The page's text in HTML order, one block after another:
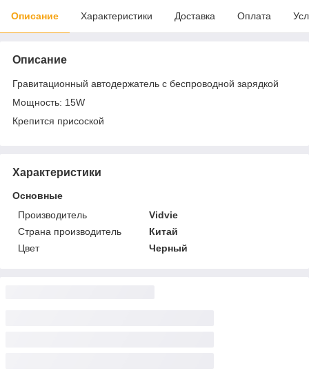
Описание Характеристики Доставка Оплата
Описание
Гравитационный автодержатель с беспроводной зарядкой
Мощность: 15W
Крепится присоской
Характеристики
Основные
Производитель
Vidvie
Страна производитель
Китай
Цвет
Черный